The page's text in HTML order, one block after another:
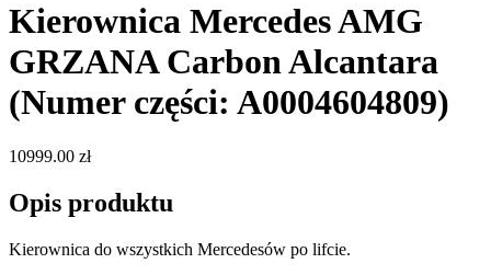
Kierownica Mercedes AMG
GRZANA Carbon Alcantara
(Numer części: A0004604809)
10999.00 zł
Opis produktu
Kierownica do wszystkich Mercedesów po lifcie.